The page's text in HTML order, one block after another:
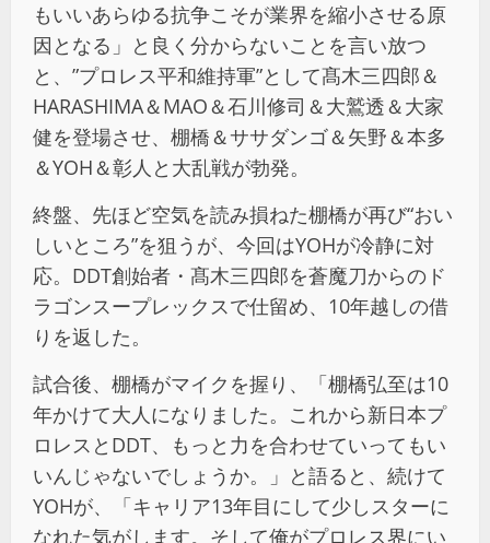
もいいあらゆる抗争こそが業界を縮小させる原
因となる」と良く分からないことを言い放つ
と、”プロレス平和維持軍”として髙木三四郎＆
HARASHIMA＆MAO＆石川修司＆大鷲透＆大家
健を登場させ、棚橋＆ササダンゴ＆矢野＆本多
＆YOH＆彰人と大乱戦が勃発。
終盤、先ほど空気を読み損ねた棚橋が再び“おい
しいところ”を狙うが、今回はYOHが冷静に対
応。DDT創始者・髙木三四郎を蒼魔刀からのド
ラゴンスープレックスで仕留め、10年越しの借
りを返した。
試合後、棚橋がマイクを握り、「棚橋弘至は10
年かけて大人になりました。これから新日本プ
ロレスとDDT、もっと力を合わせていってもい
いんじゃないでしょうか。」と語ると、続けて
YOHが、「キャリア13年目にして少しスターに
なれた気がします。そして俺がプロレス界にい